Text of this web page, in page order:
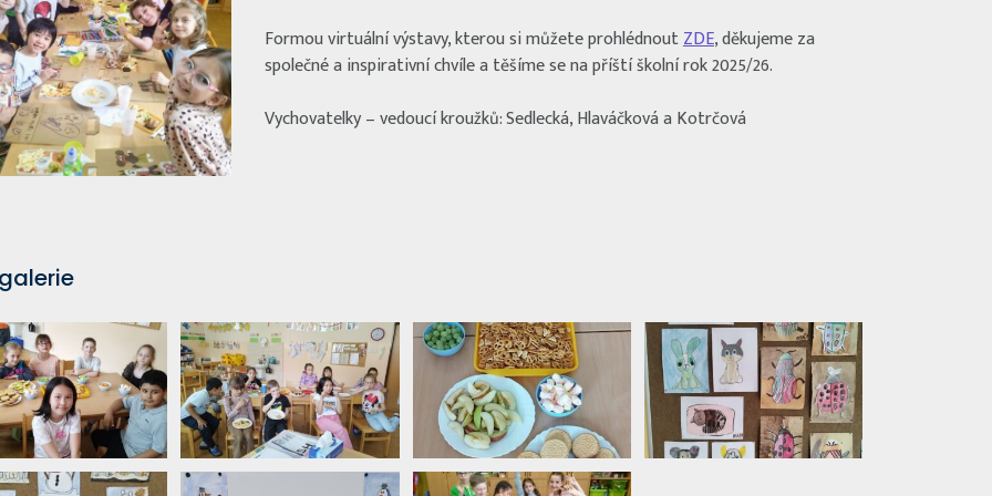
Formou virtuální výstavy, kterou si můžete prohlédnoutZDE, děkujeme za
společné a inspirativní chvíle a těšíme se na příští školní rok 2025/26.
Vychovatelky – vedoucí kroužků: Sedlecká, Hlaváčková a Kotrčová